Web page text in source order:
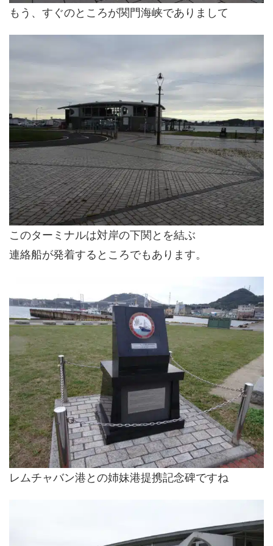
もう、すぐのところが関門海峡でありまして
このターミナルは対岸の下関とを結ぶ
連絡船が発着するところでもあります。
レムチャバン港との姉妹港提携記念碑ですね